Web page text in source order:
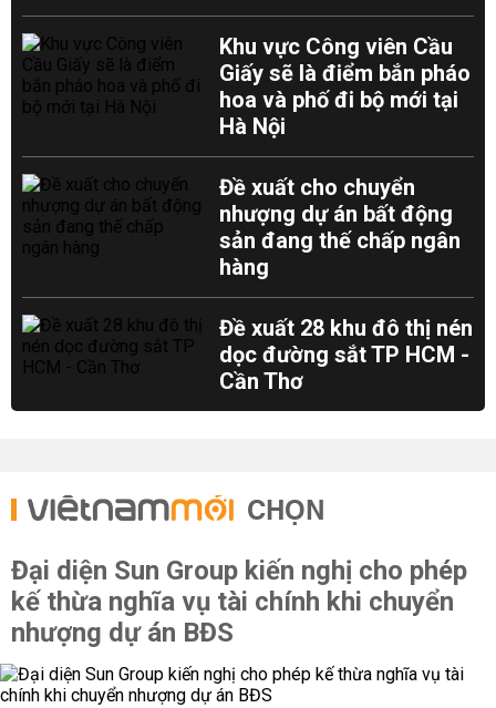
Khu vực Công viên Cầu
Giấy sẽ là điểm bắn pháo
hoa và phố đi bộ mới tại
Hà Nội
Đề xuất cho chuyển
nhượng dự án bất động
sản đang thế chấp ngân
hàng
Đề xuất 28 khu đô thị nén
dọc đường sắt TP HCM -
Cần Thơ
CHỌN
Đại diện Sun Group kiến nghị cho phép
kế thừa nghĩa vụ tài chính khi chuyển
nhượng dự án BĐS